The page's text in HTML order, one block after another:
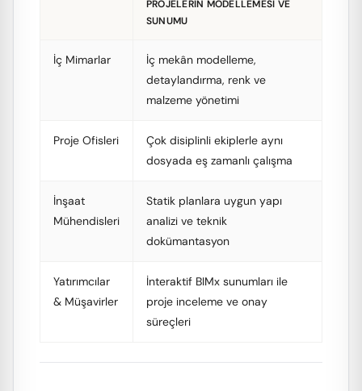
PROJELERIN MODELLEMESI VE
SUNUMU
İç Mimarlar
İç mekân modelleme,
detaylandırma, renk ve
malzeme yönetimi
Proje Ofisleri
Çok disiplinli ekiplerle aynı
dosyada eş zamanlı çalışma
İnşaat
Mühendisleri
Statik planlara uygun yapı
analizi ve teknik
dokümantasyon
Yatırımcılar
& Müşavirler
İnteraktif BIMx sunumları ile
proje inceleme ve onay
süreçleri